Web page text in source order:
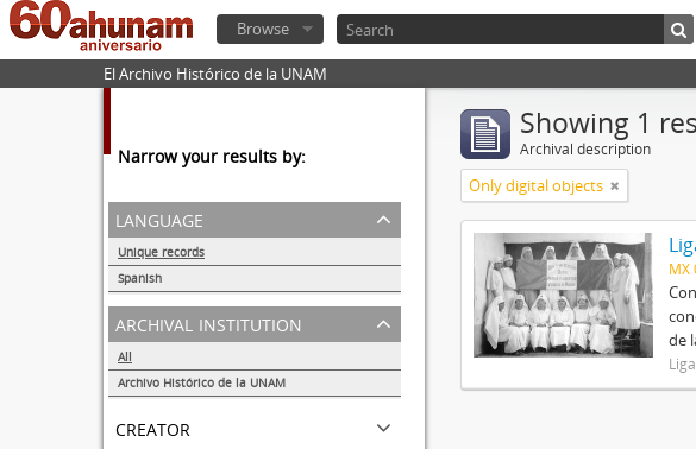
Browse
El Archivo Histórico de la UNAM
Narrow your results by:
language
Unique records
Spanish
1
archival institution
All
Archivo Histórico de la UNAM
creator
Showing 1
Archival description
Only digital objects
MX
de